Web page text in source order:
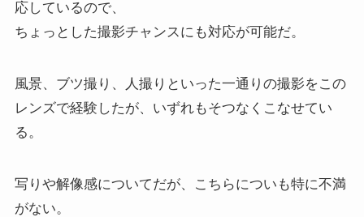
応しているので、
ちょっとした撮影チャンスにも対応が可能だ。
風景、ブツ撮り、人撮りといった一通りの撮影をこの
レンズで経験したが、いずれもそつなくこなせてい
る。
写りや解像感についてだが、こちらについも特に不満
がない。